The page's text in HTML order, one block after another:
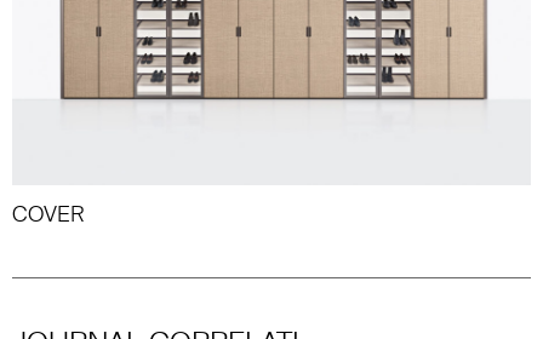
COVER